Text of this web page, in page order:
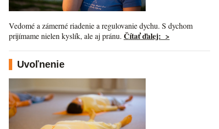
Vedomé a zámerné riadenie a regulovanie dychu. S dychom
prijímame nielen kyslík, ale aj pránu. Čítať ďalej: >
Uvoľnenie